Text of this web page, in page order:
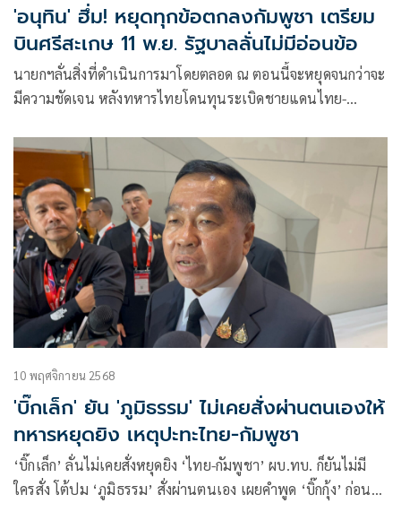
'อนุทิน' ฮึ่ม! หยุดทุกข้อตกลงกัมพูชา เตรียม
บินศรีสะเกษ 11 พ.ย. รัฐบาลลั่นไม่มีอ่อนข้อ
นายกฯลั่นสิ่งที่ดำเนินการมาโดยตลอด ณ ตอนนี้จะหยุดจนกว่าจะ
มีความชัดเจน หลังทหารไทยโดนทุนระเบิดชายแดนไทย-
10 พฤศจิกายน 2568
'บิ๊กเล็ก' ยัน 'ภูมิธรรม' ไม่เคยสั่งผ่านตนเองให้
ทหารหยุดยิง เหตุปะทะไทย-กัมพูชา
‘บิ๊กเล็ก’ ลั่นไม่เคยสั่งหยุดยิง ‘ไทย-กัมพูชา’ ผบ.ทบ. ก็ยันไม่มี
ใครสั่ง โต้ปม ‘ภูมิธรรม’ สั่งผ่านตนเอง เผยคำพูด ‘บิ๊กกุ้ง’ ก่อน